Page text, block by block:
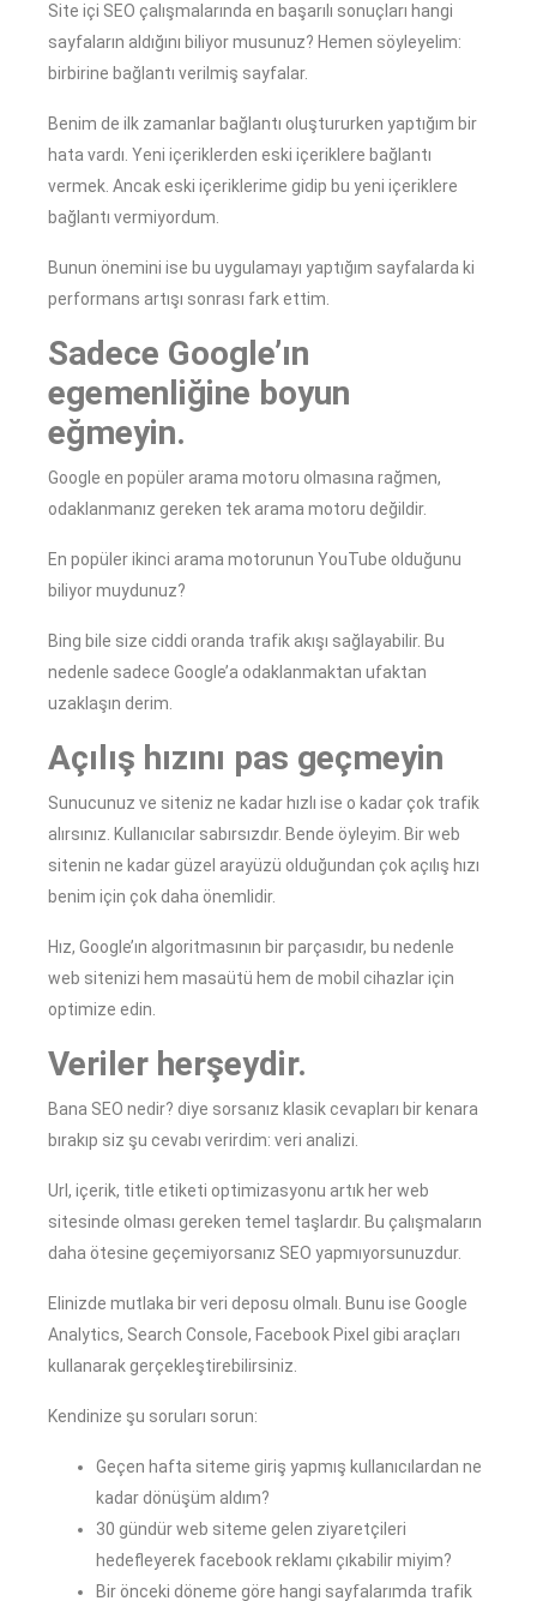
Site içi SEO çalışmalarında en başarılı sonuçları hangi
sayfaların aldığını biliyor musunuz? Hemen söyleyelim:
birbirine bağlantı verilmiş sayfalar.
Benim de ilk zamanlar bağlantı oluştururken yaptığım bir
hata vardı. Yeni içeriklerden eski içeriklere bağlantı
vermek. Ancak eski içeriklerime gidip bu yeni içeriklere
bağlantı vermiyordum.
Bunun önemini ise bu uygulamayı yaptığım sayfalarda ki
performans artışı sonrası fark ettim.
Sadece Google’ın
egemenliğine boyun
eğmeyin.
Google en popüler arama motoru olmasına rağmen,
odaklanmanız gereken tek arama motoru değildir.
En popüler ikinci arama motorunun YouTube olduğunu
biliyor muydunuz?
Bing bile size ciddi oranda trafik akışı sağlayabilir. Bu
nedenle sadece Google’a odaklanmaktan ufaktan
uzaklaşın derim.
Açılış hızını pas geçmeyin
Sunucunuz ve siteniz ne kadar hızlı ise o kadar çok trafik
alırsınız. Kullanıcılar sabırsızdır. Bende öyleyim. Bir web
sitenin ne kadar güzel arayüzü olduğundan çok açılış hızı
benim için çok daha önemlidir.
Hız, Google’ın algoritmasının bir parçasıdır, bu nedenle
web sitenizi hem masaütü hem de mobil cihazlar için
optimize edin.
Veriler herşeydir.
Bana SEO nedir? diye sorsanız klasik cevapları bir kenara
bırakıp siz şu cevabı verirdim: veri analizi.
Url, içerik, title etiketi optimizasyonu artık her web
sitesinde olması gereken temel taşlardır. Bu çalışmaların
daha ötesine geçemiyorsanız SEO yapmıyorsunuzdur.
Elinizde mutlaka bir veri deposu olmalı. Bunu ise Google
Analytics, Search Console, Facebook Pixel gibi araçları
kullanarak gerçekleştirebilirsiniz.
Kendinize şu soruları sorun:
Geçen hafta siteme giriş yapmış kullanıcılardan ne
kadar dönüşüm aldım?
30 gündür web siteme gelen ziyaretçileri
hedefleyerek facebook reklamı çıkabilir miyim?
Bir önceki döneme göre hangi sayfalarımda trafik